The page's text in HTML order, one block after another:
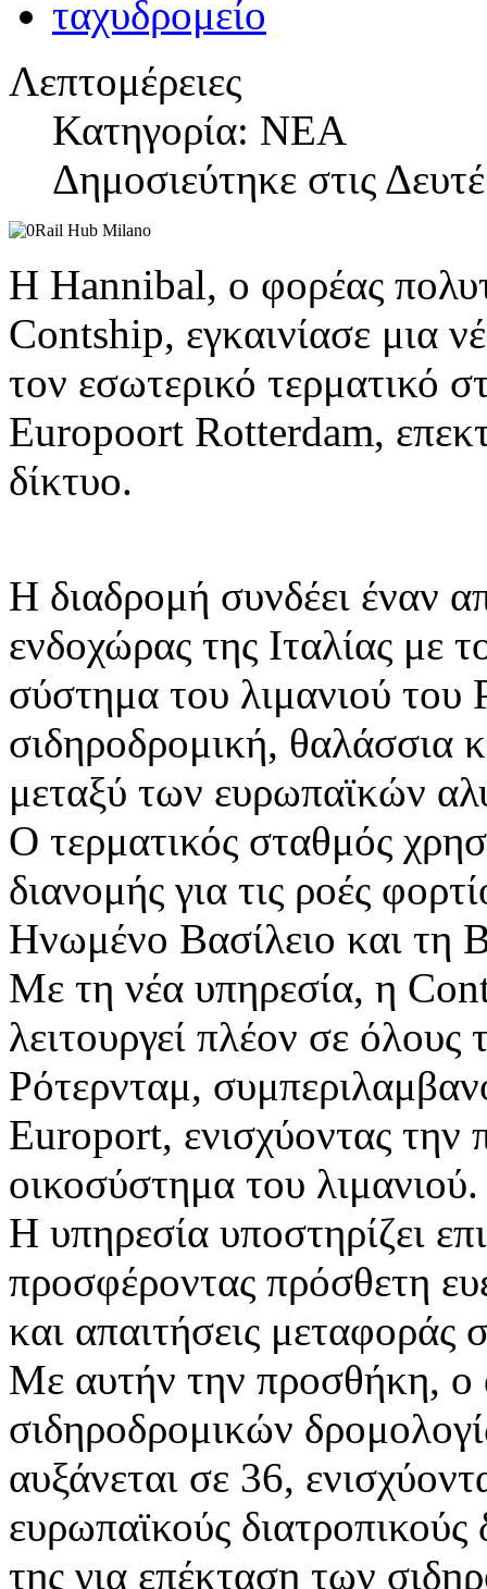
Λεπτομέρειες
Κατηγορία: ΝΕΑ
Δημοσιεύτηκε στις
Η Hannibal, ο φορέας
Contship, εγκαινίασε μια
τον εσωτερικό
Europoort Rotterdam,
δίκτυο.
Η διαδρομή συνδέει έναν
ενδοχώρας της Ιταλίας με
σύστημα του λιμανιού του
σιδηροδρομική, θαλάσσια
μεταξύ των ευρωπαϊκών
Ο τερματικός σταθμός
διανομής για τις ροές
Ηνωμένο Βασίλειο και τη
Με τη νέα υπηρεσία, η
λειτουργεί πλέον σε
Ρότερνταμ,
Europort, ενισχύοντας την
οικοσύστημα του λιμανιού.
Η υπηρεσία υποστηρίζει
προσφέροντας πρόσθετη
και απαιτήσεις μεταφοράς
Με αυτήν την προσθήκη, ο
σιδηροδρομικών
αυξάνεται σε 36,
ευρωπαϊκούς
της για επέκταση των